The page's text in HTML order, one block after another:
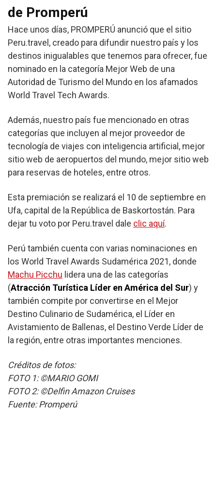
de Promperú
Hace unos días, PROMPERÚ anunció que el sitio
Peru.travel, creado para difundir nuestro país y los
destinos inigualables que tenemos para ofrecer, fue
nominado en la categoría Mejor Web de una
Autoridad de Turismo del Mundo en los afamados
World Travel Tech Awards.
Además, nuestro país fue mencionado en otras
categorías que incluyen al mejor proveedor de
tecnología de viajes con inteligencia artificial, mejor
sitio web de aeropuertos del mundo, mejor sitio web
para reservas de hoteles, entre otros.
Esta premiación se realizará el 10 de septiembre en
Ufa, capital de la República de Baskortostán. Para
dejar tu voto por Peru.travel dale clic aquí.
Perú también cuenta con varias nominaciones en
los World Travel Awards Sudamérica 2021, donde
Machu Picchu lidera una de las categorías
(Atracción Turística Líder en América del Sur) y
también compite por convertirse en el Mejor
Destino Culinario de Sudamérica, el Líder en
Avistamiento de Ballenas, el Destino Verde Líder de
la región, entre otras importantes menciones.
Créditos de fotos:
FOTO 1: ©MARIO GOMI
FOTO 2: ©Delfin Amazon Cruises
Fuente: Promperú